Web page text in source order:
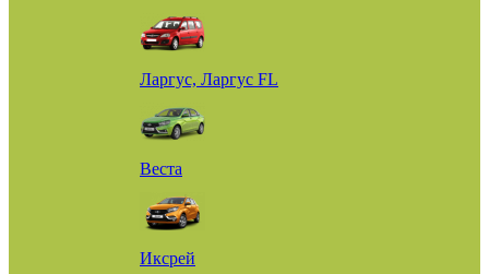
Ларгус, Ларгус FL
Веста
Иксрей